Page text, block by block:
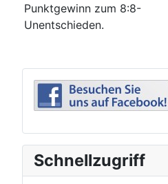
Punktgewinn zum 8:8-
Unentschieden.
Schnellzugriff